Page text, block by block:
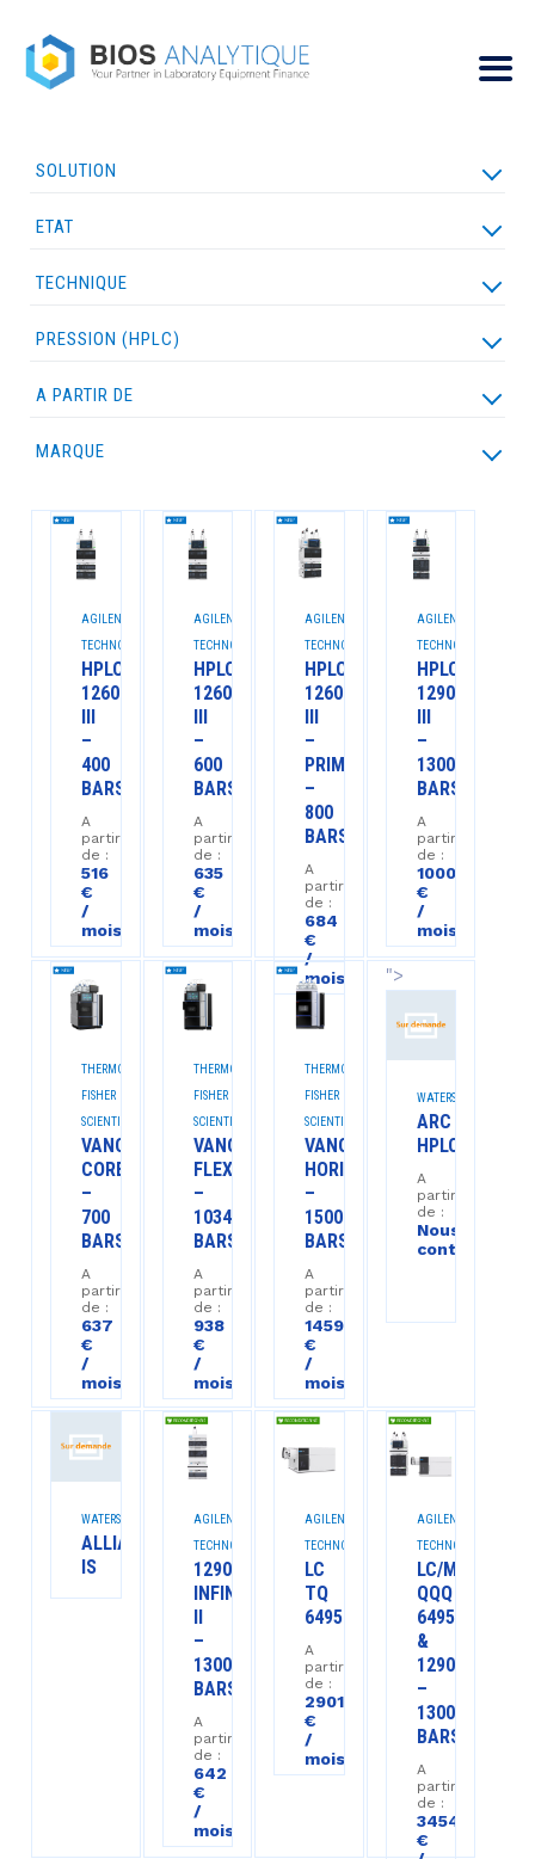
SOLUTION
ETAT
NEUF
PROMOTION
RECONDITIONNÉ
TECHNIQUE
HPLC
GC
GC/MS
PRESSION (HPLC)
A PARTIR DE
MARQUE
AGILENT TECHNOLOGIES
THERMO FISHER SCIENTIFIC
WATERS
AGILENT
TECHNOLOGIES™
HPLC
1260
III
–
400
BARS
A
partir
de :
516
€
/
mois
AGILENT
TECHNOLOGIES™
HPLC
1260
III
–
600
BARS
A
partir
de :
635
€
/
mois
AGILENT
TECHNOLOGIES™
HPLC
1260
III
–
PRIME
–
800
BARS
A
partir
de :
684
€
/
mois
AGILENT
TECHNOLOGIES™
HPLC
1290
III
–
1300
BARS
A
partir
de :
1000
€
/
mois
THERMO
FISHER
SCIENTIFIC™
VANQUISH
CORE
–
700
BARS
A
partir
de :
637
€
/
mois
THERMO
FISHER
SCIENTIFIC™
VANQUISH
FLEX
–
1034
BARS
A
partir
de :
938
€
/
mois
THERMO
FISHER
SCIENTIFIC™
VANQUISH
HORIZON
–
1500
BARS
A
partir
de :
1459
€
/
mois
">
WATERS™
ARC
HPLC
A
partir
de :
Nous
contacter
WATERS™
ALLIANCE
IS
AGILENT
TECHNOLOGIES™
1290
INFINITY
II
–
1300
BARS
A
partir
de :
642
€
/
mois
AGILENT
TECHNOLOGIES™
LC
TQ
6495CA
A
partir
de :
2901
€
/
mois
AGILENT
TECHNOLOGIES™
LC/MS
QQQ
6495CA
&
1290II
–
1300
BARS
A
partir
de :
3454
€